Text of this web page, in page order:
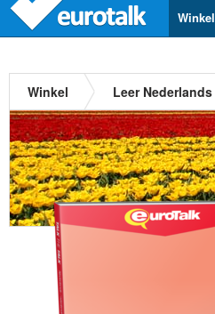
Winkel
Winkel Leer Nederlands